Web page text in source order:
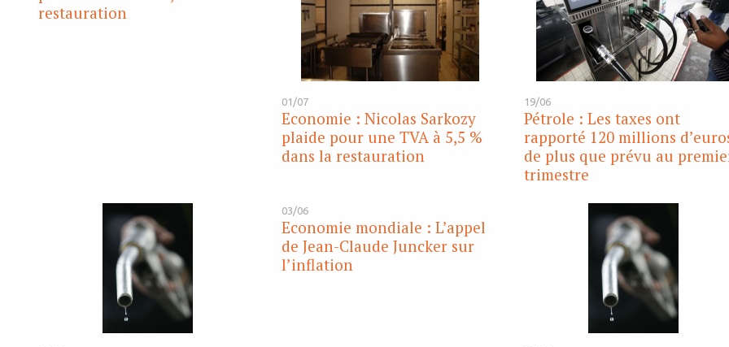
restauration
01/07
Economie : Nicolas Sarkozy
plaide pour une TVA à 5,5 %
dans la restauration
19/06
Pétrole : Les taxes ont
rapporté 120 millions
de plus que prévu au
trimestre
03/06
Economie mondiale : L’appel
de Jean-Claude Juncker sur
l’inflation